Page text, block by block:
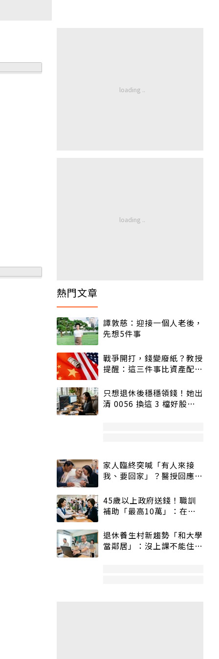
熱門文章
譚敦慈：迎接一個人老後，
先想5件事
戰爭開打，錢變廢紙？教授
提醒：這三件事比資產配置
只想退休後穩穩領錢！她出
清 0056 換這 3 檔好股：
家人臨終突喊「有人來接
我、要回家」？醫授回應方
45歲以上政府送錢！職訓
補助「最高10萬」：在
退休養生村新趨勢「和大學
當鄰居」：沒上課不能住、